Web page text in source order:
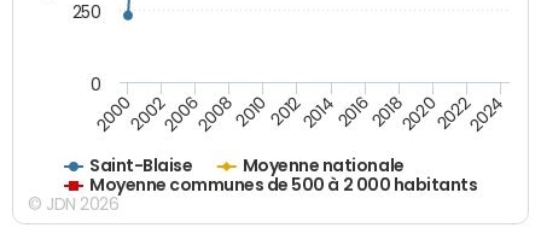
Saint-Blaise
Moyenne nationale
Moyenne communes de 500 à 2 000 habitants
200020022006200820102012201420162018202020222024
0
250
© JDN 2026